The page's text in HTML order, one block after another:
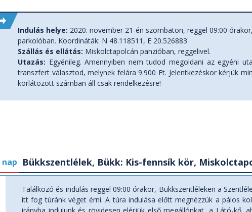
Indulás helye: 2020. november 21-én szombaton, reggel 09:00
parkolóban. Koordináták: N 48.118511, E 20.526883
Szállás és ellátás: Miskolctapolcán panzióban, reggelivel.
Utazás: Egyénileg. Amennyiben nem tudod megoldani az egyéni
transzfert választod, melynek felára 9.900 Ft. Jelentkezéskor kérjük
korlátozott számban áll csak rendelkezésre!
nap Bükkszentlélek, Bükk: Kis-fennsík kör,
Találkozó és indulás reggel 09:00 órakor, Bükkszentléleken a
itt fog túránk véget érni. A túra indulása előtt megnézzük a pálos